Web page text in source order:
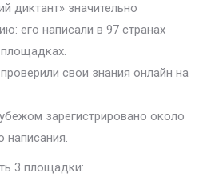
диктант» значительно
его написали в 97 странах
свои знания онлайн на
зарегистрировано около
написания.
3 площадки: